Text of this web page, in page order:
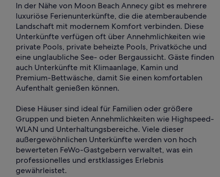
In der Nähe von Moon Beach Annecy gibt es mehrere
luxuriöse Ferienunterkünfte, die die atemberaubende
Landschaft mit modernem Komfort verbinden. Diese
Unterkünfte verfügen oft über Annehmlichkeiten wie
private Pools, private beheizte Pools, Privatköche und
eine unglaubliche See- oder Bergaussicht. Gäste finden
auch Unterkünfte mit Klimaanlage, Kamin und
Premium-Bettwäsche, damit Sie einen komfortablen
Aufenthalt genießen können.
Diese Häuser sind ideal für Familien oder größere
Gruppen und bieten Annehmlichkeiten wie Highspeed-
WLAN und Unterhaltungsbereiche. Viele dieser
außergewöhnlichen Unterkünfte werden von hoch
bewerteten FeWo-Gastgebern verwaltet, was ein
professionelles und erstklassiges Erlebnis
gewährleistet.